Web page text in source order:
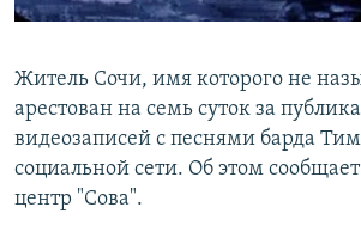
Все сайты РСЕ/РС
Житель Сочи, имя которого не
арестован на семь суток за
видеозаписей с песнями барда
социальной сети. Об этом
центр "Сова".